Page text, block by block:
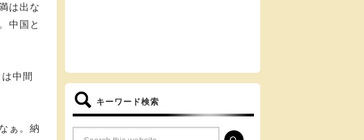
は出な
中国と
中間
ぁ。納
キーワード検索